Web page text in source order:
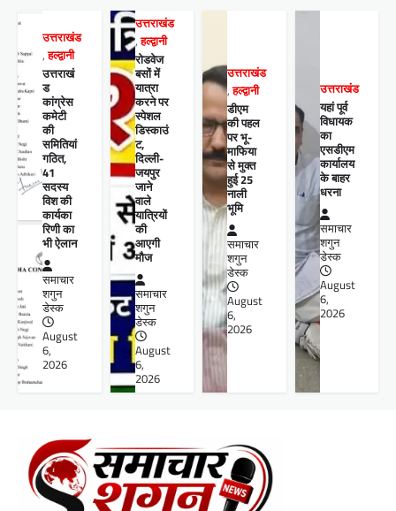
उत्तराखंड
,हल्द्वानी
उत्तराखं
ड
कांग्रेस
कमेटी
की
समितियां
गठित,
41
सदस्य
विश की
कार्यका
रिणी का
भी ऐलान
समाचार
शगुन
डेस्क
August
6,
2026
उत्तराखंड
,हल्द्वानी
रोडवेज
बसों में
यात्रा
करने पर
स्पेशल
डिस्काउं
ट,
दिल्ली-
जयपुर
जाने
वाले
यात्रियों
की
आएगी
मौज
समाचार
शगुन
डेस्क
August
6,
2026
उत्तराखंड
,हल्द्वानी
डीएम
की पहल
पर भू-
माफिया
से मुक्त
हुई 25
नाली
भूमि
समाचार
शगुन
डेस्क
August
6,
2026
उत्तराखंड
यहां पूर्व
विधायक
का
एसडीएम
कार्यालय
के बाहर
धरना
समाचार
शगुन
डेस्क
August
6,
2026